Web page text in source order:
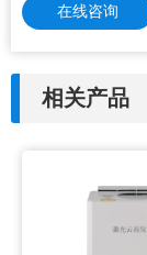
在线咨询
相关产品